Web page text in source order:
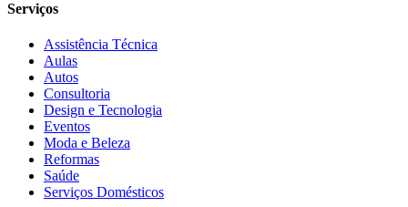
Serviços
Assistência Técnica
Aulas
Autos
Consultoria
Design e Tecnologia
Eventos
Moda e Beleza
Reformas
Saúde
Serviços Domésticos